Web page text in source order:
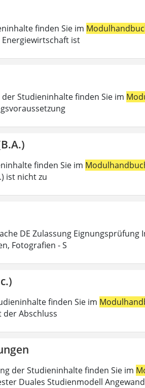
finden Sie im
ist
Studieninhalte finden Sie im
finden Sie im
ist nicht zu
DE Zulassung Eignungsprüfung
Fotografien - S
finden Sie im
der Abschluss
der Studieninhalte finden Sie im
Duales Studienmodell